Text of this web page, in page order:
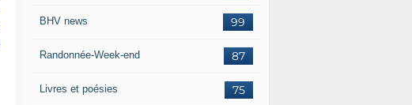
99
BHV news
87
Randonnée-Week-end
75
Livres et poésies